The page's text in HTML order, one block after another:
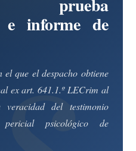
e informe de
que el despacho obtiene
ex art. 641.1.º LECrim al
del testimonio
psicológico de